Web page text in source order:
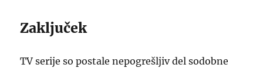
Zaključek
TV serije so postale nepogrešljiv del sodobne